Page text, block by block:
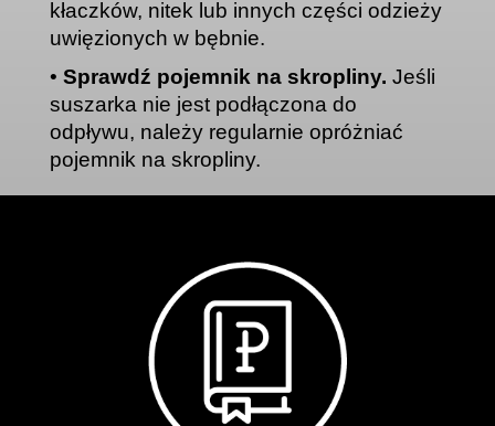
kłaczków, nitek lub innych części odzieży
uwięzionych w bębnie.
• Sprawdź pojemnik na skropliny. Jeśli
suszarka nie jest podłączona do
odpływu, należy regularnie opróżniać
pojemnik na skropliny.